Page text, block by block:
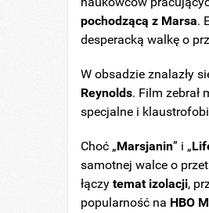
pochodzącą z Marsa.
desperacką walkę o
W obsadzie znalazły
Reynolds. Film zebrał
specjalne i
Choć „Marsjanin” i „
samotnej walce o
łączytemat izolacji,
popularność na HBO